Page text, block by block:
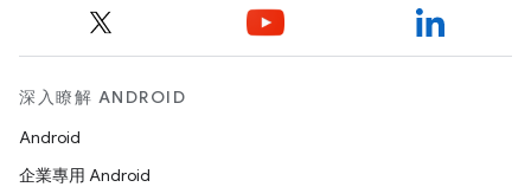
深入瞭解 ANDROID
Android
企業專用 Android